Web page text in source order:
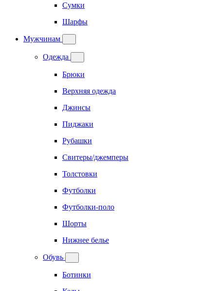
Сумки
Шарфы
Мужчинам
Одежда
Брюки
Верхняя одежда
Джинсы
Пиджаки
Рубашки
Свитеры/джемперы
Толстовки
Футболки
Футболки-поло
Шорты
Нижнее белье
Обувь
Ботинки